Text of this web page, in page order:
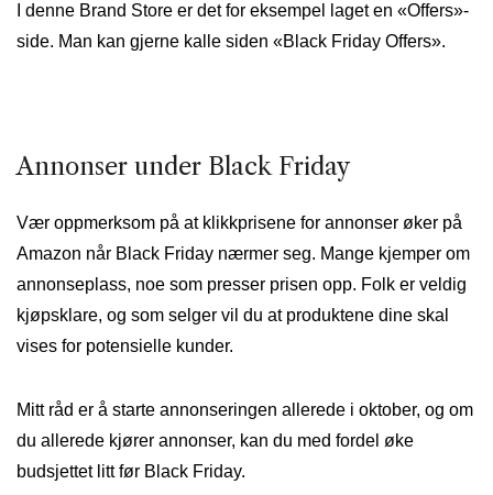
I denne Brand Store er det for eksempel laget en «Offers»-
side. Man kan gjerne kalle siden «Black Friday Offers».
Annonser under Black Friday
Vær oppmerksom på at klikkprisene for annonser øker på
Amazon når Black Friday nærmer seg. Mange kjemper om
annonseplass, noe som presser prisen opp. Folk er veldig
kjøpsklare, og som selger vil du at produktene dine skal
vises for potensielle kunder.
Mitt råd er å starte annonseringen allerede i oktober, og om
du allerede kjører annonser, kan du med fordel øke
budsjettet litt før Black Friday.